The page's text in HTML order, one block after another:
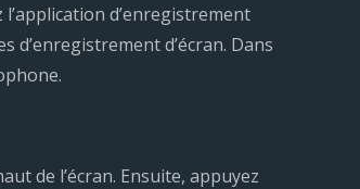
d’enregistrement
d’enregistrement d’écran. Dans
de l’écran. Ensuite, appuyez